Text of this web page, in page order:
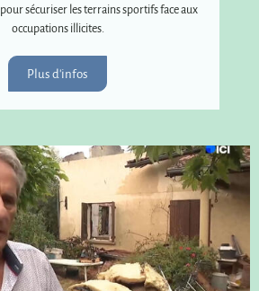
sécuriser les terrains sportifs face aux
occupations illicites.
Plus d'infos